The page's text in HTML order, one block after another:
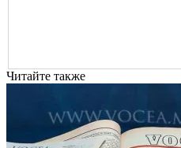
Читайте также